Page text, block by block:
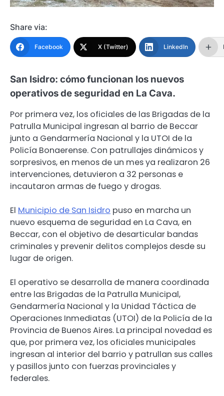
Share via:
Facebook X (Twitter) LinkedIn
San Isidro: cómo funcionan los nuevos
operativos de seguridad en La Cava.
Por primera vez, los oficiales de las Brigadas de la
Patrulla Municipal ingresan al barrio de Beccar
junto a Gendarmería Nacional y la UTOI de la
Policía Bonaerense. Con patrullajes dinámicos y
sorpresivos, en menos de un mes ya realizaron 26
intervenciones, detuvieron a 32 personas e
incautaron armas de fuego y drogas.
El Municipio de San Isidro puso en marcha un
nuevo esquema de seguridad en La Cava, en
Beccar, con el objetivo de desarticular bandas
criminales y prevenir delitos complejos desde su
lugar de origen.
El operativo se desarrolla de manera coordinada
entre las Brigadas de la Patrulla Municipal,
Gendarmería Nacional y la Unidad Táctica de
Operaciones Inmediatas (UTOI) de la Policía de la
Provincia de Buenos Aires. La principal novedad es
que, por primera vez, los oficiales municipales
ingresan al interior del barrio y patrullan sus calles
y pasillos junto con fuerzas provinciales y
federales.